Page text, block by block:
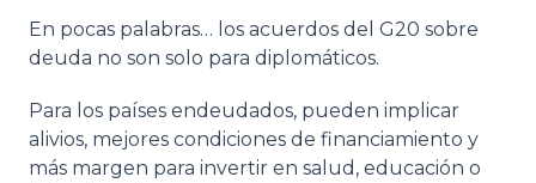
En pocas palabras… los acuerdos del G20 sobre
deuda no son solo para diplomáticos.
Para los países endeudados, pueden implicar
alivios, mejores condiciones de financiamiento y
más margen para invertir en salud, educación o